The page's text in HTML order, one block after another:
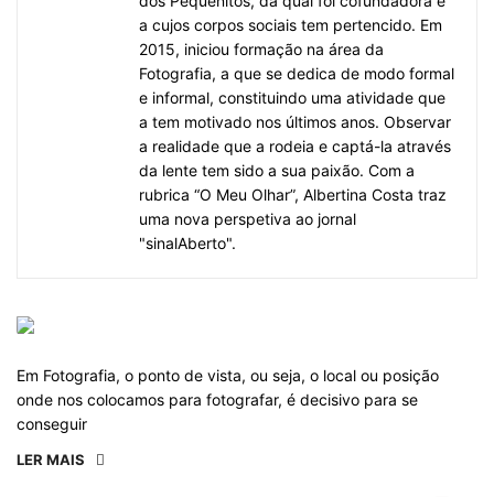
a cujos corpos sociais tem pertencido. Em
2015, iniciou formação na área da
Fotografia, a que se dedica de modo formal
e informal, constituindo uma atividade que
a tem motivado nos últimos anos. Observar
a realidade que a rodeia e captá-la através
da lente tem sido a sua paixão. Com a
rubrica “O Meu Olhar”, Albertina Costa traz
uma nova perspetiva ao jornal
"sinalAberto".
Em Fotografia, o ponto de vista, ou seja, o local ou posição
onde nos colocamos para fotografar, é decisivo para se
conseguir
LER MAIS